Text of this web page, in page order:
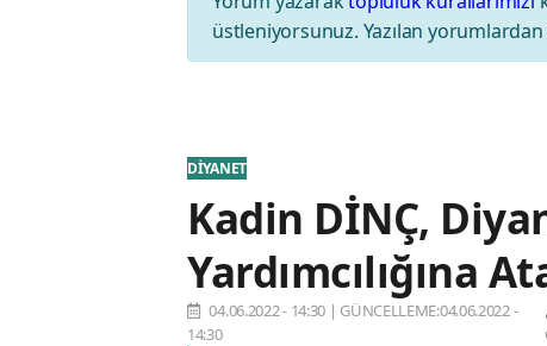
üstleniyorsunuz. Yazılan
DİYANET
Kadin DİNÇ,
Yardımcılığına
04.06.2022 - 14:30 | GÜNCELLEME:04.06.2022 -
14:30